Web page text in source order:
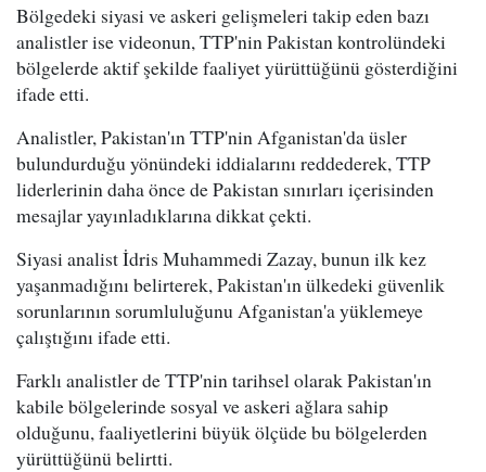
Bölgedeki siyasi ve askeri gelişmeleri takip eden bazı
analistler ise videonun, TTP'nin Pakistan kontrolündeki
bölgelerde aktif şekilde faaliyet yürüttüğünü gösterdiğini
ifade etti.
Analistler, Pakistan'ın TTP'nin Afganistan'da üsler
bulundurduğu yönündeki iddialarını reddederek, TTP
liderlerinin daha önce de Pakistan sınırları içerisinden
mesajlar yayınladıklarına dikkat çekti.
Siyasi analist İdris Muhammedi Zazay, bunun ilk kez
yaşanmadığını belirterek, Pakistan'ın ülkedeki güvenlik
sorunlarının sorumluluğunu Afganistan'a yüklemeye
çalıştığını ifade etti.
Farklı analistler de TTP'nin tarihsel olarak Pakistan'ın
kabile bölgelerinde sosyal ve askeri ağlara sahip
olduğunu, faaliyetlerini büyük ölçüde bu bölgelerden
yürüttüğünü belirtti.